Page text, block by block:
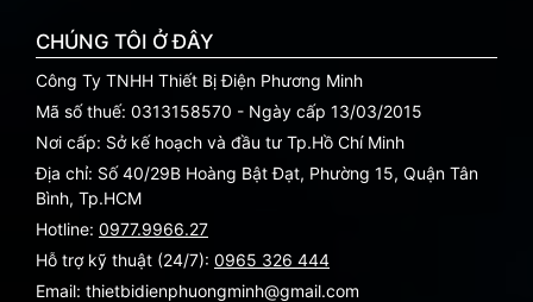
CHÚNG TÔI Ở ĐÂY
Công Ty TNHH Thiết Bị Điện Phương Minh
Mã số thuế: 0313158570 - Ngày cấp 13/03/2015
Nơi cấp: Sở kế hoạch và đầu tư Tp.Hồ Chí Minh
Địa chỉ: Số 40/29B Hoàng Bật Đạt, Phường 15, Quận Tân
Bình, Tp.HCM
Hotline: 0977.9966.27
Hỗ trợ kỹ thuật (24/7): 0965 326 444
Email: thietbidienphuongminh@gmail.com